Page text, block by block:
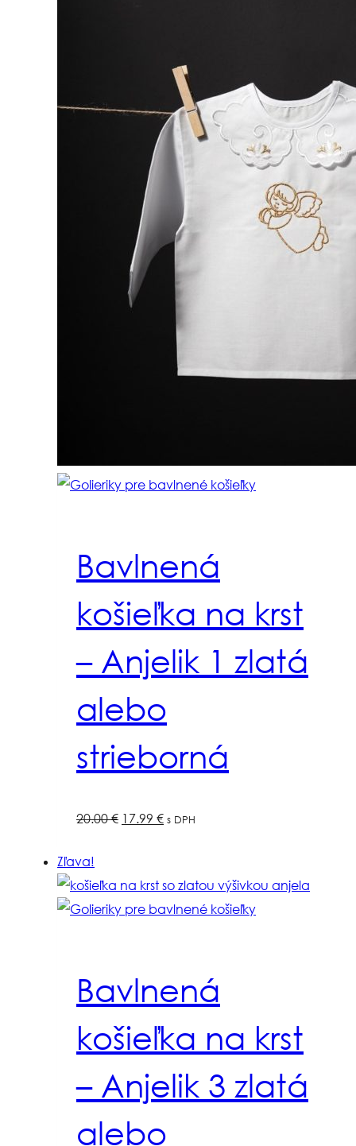
Bavlnená
košieľka na krst
– Anjelik 1 zlatá
alebo
strieborná
20.00€ Pôvodná
20.00 €.
17.99 €Aktuálna
17.99 €.
s DPH
Zľava!
Bavlnená
košieľka na krst
– Anjelik 3 zlatá
alebo